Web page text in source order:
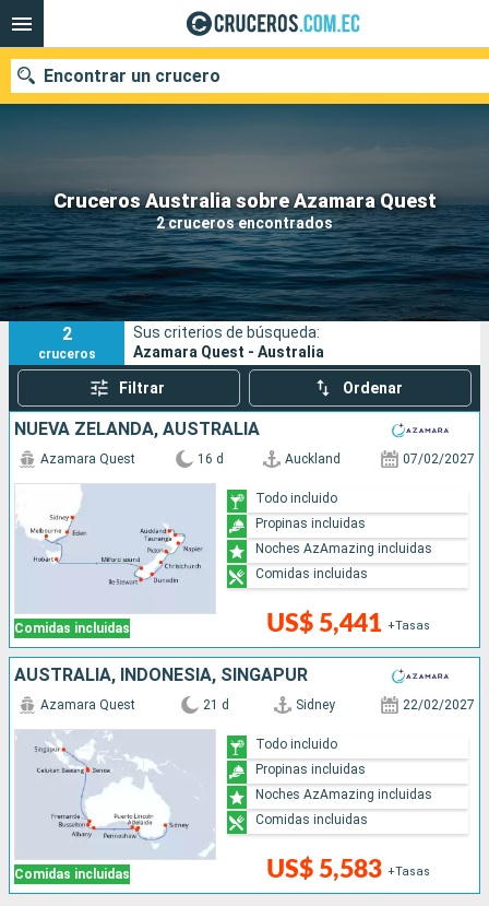
Cruceros Australia sobre Azamara Quest
2 cruceros encontrados
Encontrar un crucero
Nuestros destinos
Fecha de salida
Puertos Compañías
Buscar
2
cruceros
Sus criterios de búsqueda:
Azamara Quest - Australia
Filtrar Ordenar
NUEVA ZELANDA, AUSTRALIA
Comidas incluidas
Azamara Quest 16 d Auckland 07/02/2027
US$ 5,441 +Tasas
Todo incluido
Propinas incluidas
Noches AzAmazing incluidas
Comidas incluidas
AUSTRALIA, INDONESIA, SINGAPUR
Comidas incluidas
Azamara Quest 21 d Sidney 22/02/2027
US$ 5,583 +Tasas
Todo incluido
Propinas incluidas
Noches AzAmazing incluidas
Comidas incluidas